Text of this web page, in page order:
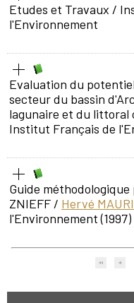
Etudes et Travaux /
l'Environnement
Evaluation du
secteur du bassin
lagunaire et du littoral
Institut Français de
Guide
ZNIEFF / Hervé
l'Environnement (1997)